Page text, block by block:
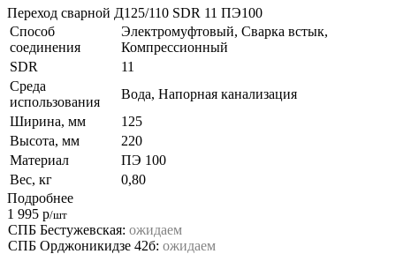
Переход сварной Д125/110 SDR 11 ПЭ100
Способ
соединения
Электромуфтовый, Сварка встык,
Компрессионный
SDR
11
Среда
использования
Вода, Напорная канализация
Ширина, мм
125
Высота, мм
220
Материал
ПЭ 100
Вес, кг
0,80
Подробнее
1 995 р/шт
СПБ Бестужевская: ожидаем
СПБ Орджоникидзе 42б: ожидаем